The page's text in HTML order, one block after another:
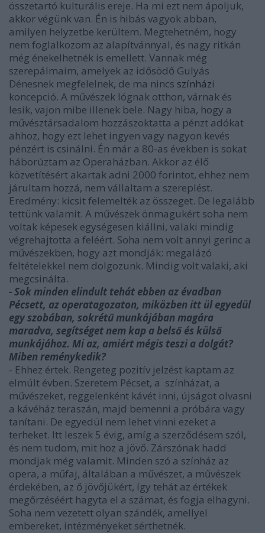
összetartó kulturális ereje. Ha mi ezt nem ápoljuk,
akkor végünk van. Én is hibás vagyok abban,
amilyen helyzetbe kerültem. Megtehetném, hogy
nem foglalkozom az alapítvánnyal, és nagy ritkán
még énekelhetnék is emellett. Vannak még
szerepálmaim, amelyek az idősödő Gulyás
Dénesnek megfelelnek, de ma nincs színházi
koncepció. A művészek lógnak otthon, várnak és
lesik, vajon mibe illenek bele. Nagy hiba, hogy a
művésztársadalom hozzászoktatta a pénzt adókat
ahhoz, hogy ezt lehet ingyen vagy nagyon kevés
pénzért is csinálni. Én már a 80-as években is sokat
háborúztam az Operaházban. Akkor az élő
közvetítésért akartak adni 2000 forintot, ehhez nem
járultam hozzá, nem vállaltam a szereplést.
Eredmény: kicsit felemelték az összeget. De legalább
tettünk valamit. A művészek önmagukért soha nem
voltak képesek egységesen kiállni, valaki mindig
végrehajtotta a feléért. Soha nem volt annyi gerinc a
művészekben, hogy azt mondják: megalázó
feltételekkel nem dolgozunk. Mindig volt valaki, aki
megcsinálta.
- Sok minden elindult tehát ebben az évadban
Pécsett, az operatagozaton, miközben itt ül egyedül
egy szobában, sokrétű munkájában magára
maradva, segítséget nem kap a belső és külső
munkájához. Mi az, amiért mégis teszi a dolgát?
Miben reménykedik?
- Ehhez értek. Rengeteg pozitív jelzést kaptam az
elmúlt évben. Szeretem Pécset, a színházat, a
művészeket, reggelenként kávét inni, újságot olvasni
a kávéház teraszán, majd bemenni a próbára vagy
tanítani. De egyedül nem lehet vinni ezeket a
terheket. Itt leszek 5 évig, amíg a szerződésem szól,
és nem tudom, mit hoz a jövő. Zárszónak hadd
mondjak még valamit. Minden szó a színház az
opera, a műfaj, általában a művészet, a művészek
érdekében, az ő jövőjükért, így tehát az értékek
megőrzéséért hagyta el a számat, és fogja elhagyni.
Soha nem vezetett olyan szándék, amellyel
embereket, intézményeket sérthetnék.